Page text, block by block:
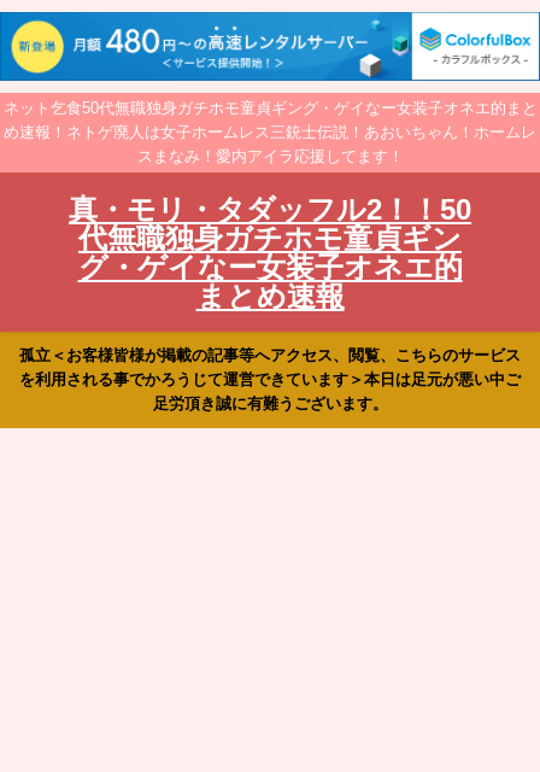
ネット乞食50代無職独身ガチホモ童貞ギング・ゲイなー女装子オネエ的まと
め速報！ネトゲ廃人は女子ホームレス三銃士伝説！あおいちゃん！ホームレ
スまなみ！愛内アイラ応援してます！
真・モリ・タダッフル2！！50
代無職独身ガチホモ童貞ギン
グ・ゲイなー女装子オネエ的
まとめ速報
孤立＜お客様皆様が掲載の記事等へアクセス、閲覧、こちらのサービス
を利用される事でかろうじて運営できています＞本日は足元が悪い中ご
足労頂き誠に有難うございます。